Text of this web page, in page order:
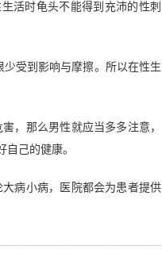
活时龟头不能得到充沛的性刺
受到影响与摩擦。所以在性生
，那么男性就应当多多注意，
己的健康。
大病小病，医院都会为患者提供